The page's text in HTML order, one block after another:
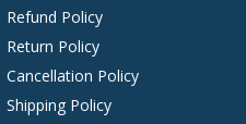
Refund Policy
Return Policy
Cancellation Policy
Shipping Policy